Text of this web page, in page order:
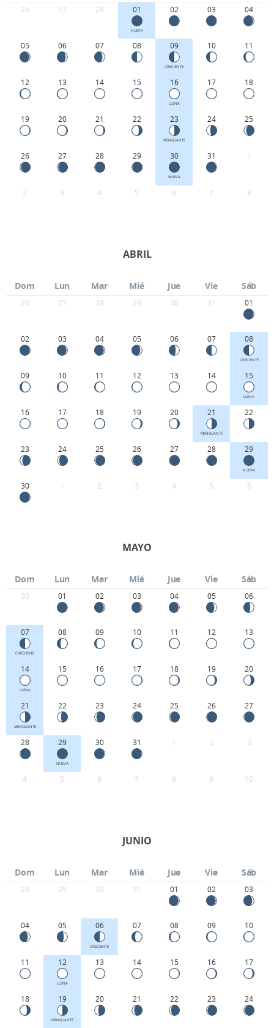
26 27 28 01
NUEVA
02 03 04
05 06 07 08 09
CRECIENTE
10 11
12 13 14 15 16
LLENA
17 18
19 20 21 22 23
MENGUANTE
24 25
26 27 28 29 30
NUEVA
31 1
2 3 4 5 6 7 8
ABRIL
Dom Lun Mar Mié Jue Vie Sáb
26 27 28 29 30 31 01
02 03 04 05 06 07 08
CRECIENTE
09 10 11 12 13 14 15
LLENA
16 17 18 19 20 21
MENGUANTE
22
23 24 25 26 27 28 29
NUEVA
30 1 2 3 4 5 6
MAYO
Dom Lun Mar Mié Jue Vie Sáb
30 01 02 03 04 05 06
07
CRECIENTE
08 09 10 11 12 13
14
LLENA
15 16 17 18 19 20
21
MENGUANTE
22 23 24 25 26 27
28 29
NUEVA
30 31 1 2 3
4 5 6 7 8 9 10
JUNIO
Dom Lun Mar Mié Jue Vie Sáb
28 29 30 31 01 02 03
04 05 06
CRECIENTE
07 08 09 10
11 12
LLENA
13 14 15 16 17
18 19
MENGUANTE
20 21 22 23 24